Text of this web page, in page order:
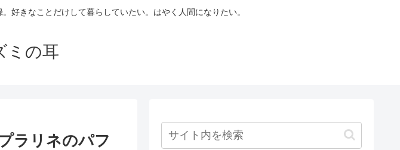
好きなことだけして暮らしていたい。はやく人間になりたい。
ミの耳
ラリネのパフ